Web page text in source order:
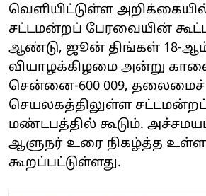
வெளியிட்டுள்ள
சட்டமன்றப் பேரவையின்
ஆண்டு, ஜூன் திங்கள் 18-
வியாழக்கிழமை அன்று
சென்னை-600 009, தலைமைச்
செயலகத்திலுள்ள
மண்டபத்தில் கூடும்.
ஆளுநர் உரை நிகழ்த்த
கூறப்பட்டுள்ளது.